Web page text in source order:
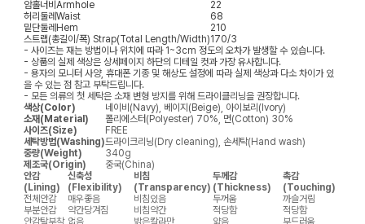
암홀너비Armhole
22
허리둘레Waist
68
밑단둘레Hem
210
스트랩(총길이/폭) Strap(Total Length/Width)170/3
- 사이즈는 재는 방법이나 위치에 따라 1~3cm 정도의 오차가 발생할 수 있습니다.
- 상품의 실제 색상은 상세페이지 하단의 디테일 컷과 가장 유사합니다.
- 용자의 모니터 사양, 휴대폰 기종 및 해상도 설정에 따라 실제 색상과 다소 차이가 있
을 수 있는 점 참고 부탁드립니다.
- 모든 의류의 첫 세탁은 소재 변형 방지를 위해 드라이클리닝을 권장합니다.
색상(Color)
네이비(Navy), 베이지(Beige), 아이보리(Ivory)
소재(Material)
폴리에스터(Polyester) 70%, 면(Cotton) 30%
사이즈(Size)
FREE
세탁방법(Washing)드라이크리닝(Dry cleaning), 손세탁(Hand wash)
중량(Weight)
340g
제조국(Origin)
중국(China)
안감
(Lining)
신축성
(Flexibility)
비침
(Transparency)
두께감
(Thickness)
촉감
(Touching)
전체안감
매우좋음 비침있음 두꺼움
까슬거림
부분안감
약간당겨짐 비침약간 적당함
적당함
안감탈부착 없음 밝은칼라만 얇음 부드러움